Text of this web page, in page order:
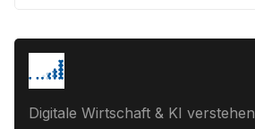
Digitale Wirtschaft & KI verstehen